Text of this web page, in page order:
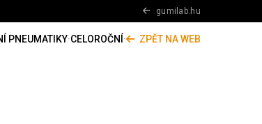
gumilab.hu
PNEUMATIKY·CELOROČNÍ · ZPĚT NA WEB